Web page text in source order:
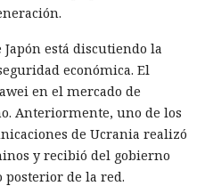
está discutiendo la
económica. El
en el mercado de
Anteriormente, uno de los
de Ucrania realizó
y recibió del gobierno
de la red.